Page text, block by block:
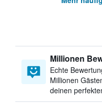
Millionen
Echte
Millionen
deinen